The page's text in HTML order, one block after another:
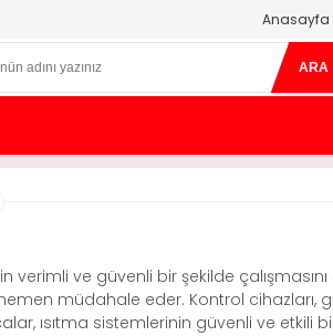
Anasayfa
ARA
verimli ve güvenli bir şekilde
müdahale eder. Kontrol cihazları,
ısıtma sistemlerinin güvenli ve etkili